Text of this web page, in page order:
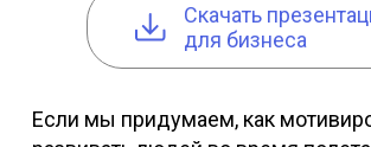
Cкачать
для бизнеса
Если мы придумаем, как